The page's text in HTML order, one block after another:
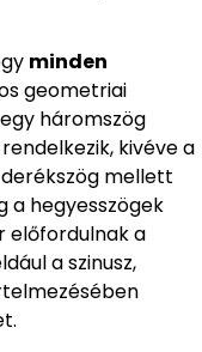
minden
geometriai
háromszög
kivéve a
mellett
a hegyesszögek
előfordulnak a
a szinusz,